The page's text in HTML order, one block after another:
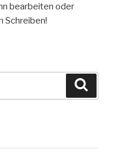
bearbeiten oder
Schreiben!